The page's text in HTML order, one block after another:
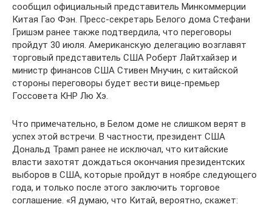
сообщил официальный представитель Минкоммерции
Китая Гао Фэн. Пресс-секретарь Белого дома Стефани
Гришэм ранее также подтвердила, что переговоры
пройдут 30 июля. Американскую делегацию возглавят
торговый представитель США Роберт Лайтхайзер и
министр финансов США Стивен Мнучин, с китайской
стороны переговоры будет вести вице-премьер
Госсовета КНР Лю Хэ.
Что примечательно, в Белом доме не слишком верят в
успех этой встречи. В частности, президент США
Дональд Трамп ранее не исключал, что китайские
власти захотят дождаться окончания президентских
выборов в США, которые пройдут в ноябре следующего
года, и только после этого заключить торговое
соглашение. «Я думаю, что Китай, вероятно, скажет: